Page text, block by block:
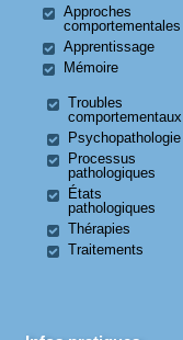
Approches
comportementales
Apprentissage
Mémoire
Troubles
comportementaux
Psychopathologie
Processus
pathologiques
États
pathologiques
Thérapies
Traitements